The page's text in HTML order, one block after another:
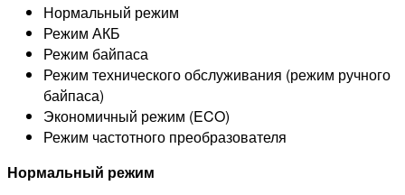
Нормальный режим
Режим АКБ
Режим байпаса
Режим технического обслуживания (режим ручного
байпаса)
Экономичный режим (ECO)
Режим частотного преобразователя
Нормальный режим